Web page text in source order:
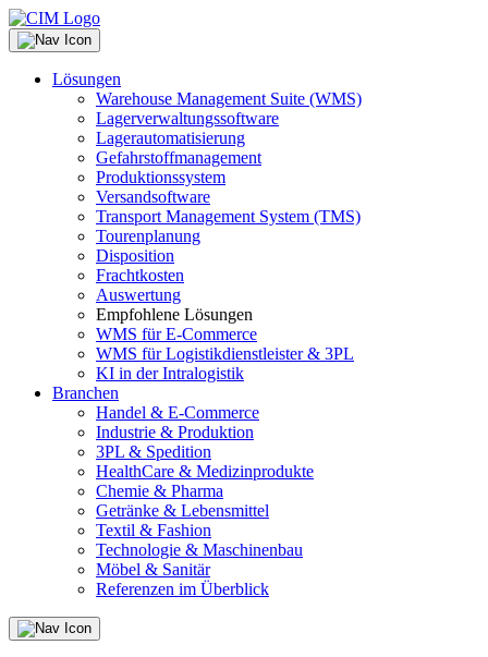
Lösungen
Warehouse Management Suite (WMS)
Lagerverwaltungssoftware
Lagerautomatisierung
Gefahrstoffmanagement
Produktionssystem
Versandsoftware
Transport Management System (TMS)
Tourenplanung
Disposition
Frachtkosten
Auswertung
Empfohlene Lösungen
WMS für E-Commerce
WMS für Logistikdienstleister & 3PL
KI in der Intralogistik
Branchen
Handel & E-Commerce
Industrie & Produktion
3PL & Spedition
HealthCare & Medizinprodukte
Chemie & Pharma
Getränke & Lebensmittel
Textil & Fashion
Technologie & Maschinenbau
Möbel & Sanitär
Referenzen im Überblick